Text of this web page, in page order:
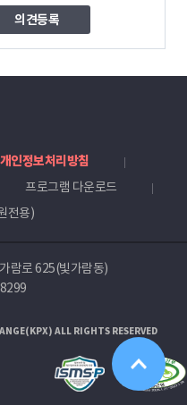
개인정보처리방침
프로그램 다운로드
전용)
람로 625(빛가람동)
ALL RIGHTS RESERVED